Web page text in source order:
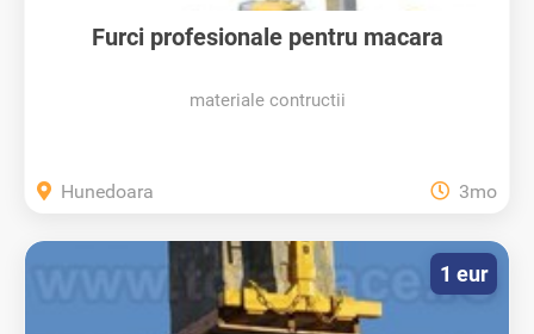
Furci profesionale pentru macara
materiale contructii
Hunedoara 3mo
1 eur